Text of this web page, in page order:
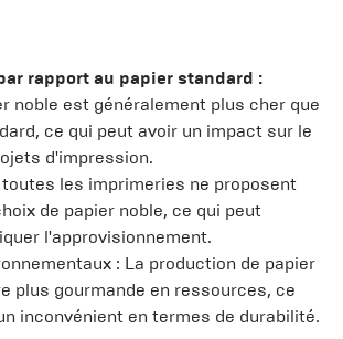
rapport au papier standard :
noble est généralement plus cher que
ce qui peut avoir un impact sur le
d'impression.
les imprimeries ne proposent
de papier noble, ce qui peut
l'approvisionnement.
: La production de papier
plus gourmande en ressources, ce
inconvénient en termes de durabilité.